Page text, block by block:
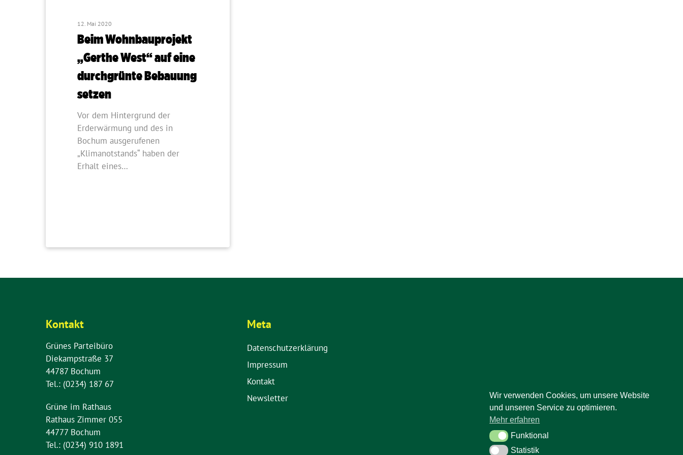
12. Mai 2020
Beim Wohnbauprojekt
„Gerthe West“ auf eine
durchgrünte Bebauung
setzen
Vor dem Hintergrund der
Erderwärmung und des in
Bochum ausgerufenen
„Klimanotstands“ haben der
Erhalt eines…
Kontakt
Grünes Parteibüro
Diekampstraße 37
44787 Bochum
Tel.: (0234) 187 67
Grüne im Rathaus
Rathaus Zimmer 055
44777 Bochum
Tel.: (0234) 910 1891
Meta
Datenschutzerklärung
Impressum
Kontakt
Newsletter
Wir verwenden Cookies, um unsere Website
und unseren Service zu optimieren.
Mehr erfahren
FunktionalFunktional
StatistikStatistik